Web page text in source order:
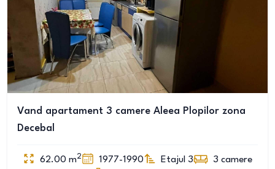
Vand apartament 3 camere Aleea Plopilor zona
Decebal
62.00 m2 1977-1990 Etajul 3 3 camere